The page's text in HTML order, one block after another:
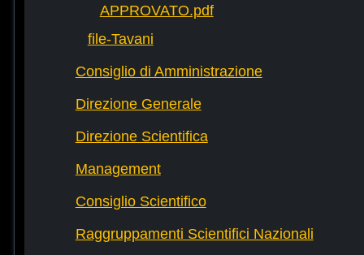
APPROVATO.pdf
file-Tavani
Consiglio di Amministrazione
Direzione Generale
Direzione Scientifica
Management
Consiglio Scientifico
Raggruppamenti Scientifici Nazionali